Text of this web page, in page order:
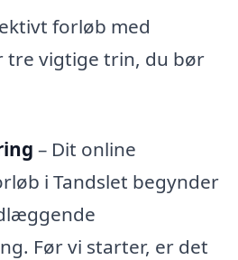
forløb med
tre vigtige trin, du bør
– Dit online
i Tandslet begynder
Før vi starter, er det